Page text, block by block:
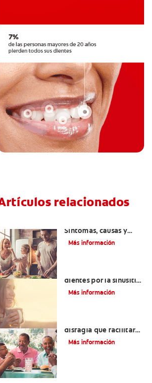
relacionados
Síntomas, causas y
tratamiento
Más información
dientes por la sinusitis |
Colgate
Más información
disfagia que facilitarán
la deglución
Más información